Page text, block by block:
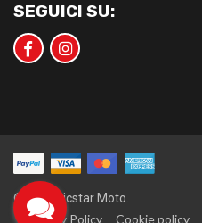
SEGUICI SU:
©2020 Sicstar Moto.
Privacy Policy Cookie policy